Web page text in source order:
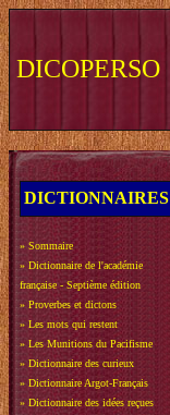
DICOPERSO
DICTIONNAIRES
» Sommaire
» Dictionnaire de l'académie
française - Septième édition
» Proverbes et dictons
» Les mots qui restent
» Les Munitions du Pacifisme
» Dictionnaire des curieux
» Dictionnaire Argot-Français
» Dictionnaire des idées reçues